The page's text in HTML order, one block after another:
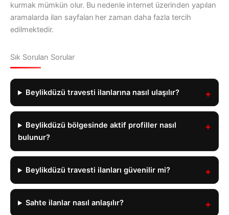
kurmak mümkün olur. Bu nedenle internet üzerinden yapılan
aramalarda ilan sayfaları her zaman daha fazla tercih
edilmektedir.
Sık Sorulan Sorular
Beylikdüzü travesti ilanlarına nasıl ulaşılır?
Beylikdüzü bölgesinde aktif profiller nasıl
bulunur?
Beylikdüzü travesti ilanları güvenilir mi?
Sahte ilanlar nasıl anlaşılır?